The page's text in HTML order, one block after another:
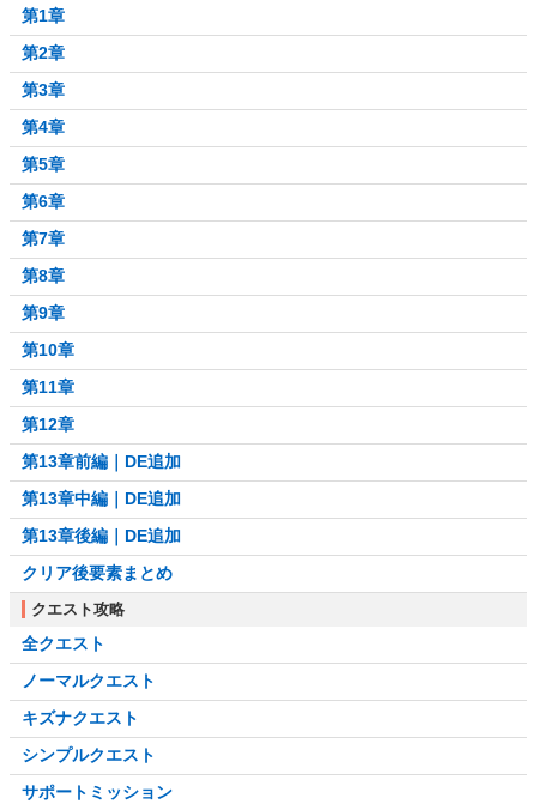
第1章
第2章
第3章
第4章
第5章
第6章
第7章
第8章
第9章
第10章
第11章
第12章
第13章前編｜DE追加
第13章中編｜DE追加
第13章後編｜DE追加
クリア後要素まとめ
クエスト攻略
全クエスト
ノーマルクエスト
キズナクエスト
シンプルクエスト
サポートミッション